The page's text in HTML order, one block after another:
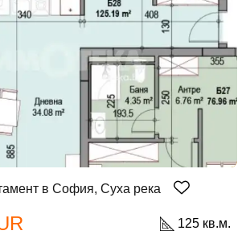
в София, Суха река
125 кв.м.